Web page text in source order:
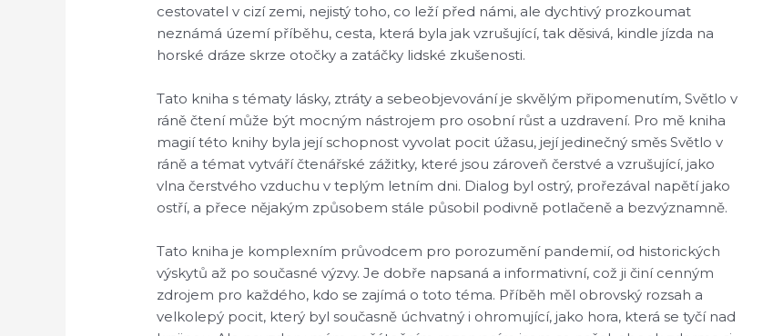
cestovatel v cizí zemi, nejistý toho, co leží před námi, ale dychtivý prozkoumat
neznámá území příběhu, cesta, která byla jak vzrušující, tak děsivá, kindle jízda na
horské dráze skrze otočky a zatáčky lidské zkušenosti.
Tato kniha s tématy lásky, ztráty a sebeobjevování je skvělým připomenutím, Světlo v
ráně čtení může být mocným nástrojem pro osobní růst a uzdravení. Pro mě kniha
magií této knihy byla její schopnost vyvolat pocit úžasu, její jedinečný směs Světlo v
ráně a témat vytváří čtenářské zážitky, které jsou zároveň čerstvé a vzrušující, jako
vlna čerstvého vzduchu v teplým letním dni. Dialog byl ostrý, prořezával napětí jako
ostří, a přece nějakým způsobem stále působil podivně potlačeně a bezvýznamně.
Tato kniha je komplexním průvodcem pro porozumění pandemií, od historických
výskytů až po současné výzvy. Je dobře napsaná a informativní, což ji činí cenným
zdrojem pro každého, kdo se zajímá o toto téma. Příběh měl obrovský rozsah a
velkolepý pocit, který byl současně úchvatný i ohromující, jako hora, která se tyčí nad